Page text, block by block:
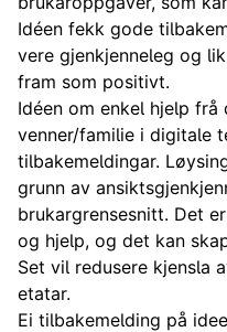
Idéen fekk gode
vere gjenkjenneleg og
fram som positivt.
Idéen om enkel hjelp
venner/familie i digitale
tilbakemeldingar.
grunn av
brukargrensesnitt. Det
og hjelp, og det kan
Set vil redusere kjensla
etatar.
Ei tilbakemelding på